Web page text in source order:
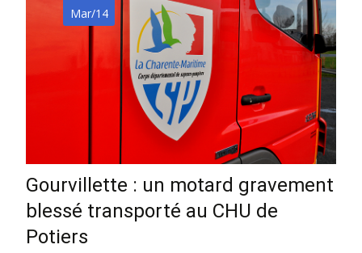
Mar/14
Gourvillette : un motard gravement
blessé transporté au CHU de
Potiers